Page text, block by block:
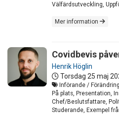
Välfärdsutveckling,
Mer information
Covidbevis
Henrik Höglin
Torsdag 25 maj
Införande /
På plats, Presentation,
Chef/Beslutsfattare,
Studerande, Exempel